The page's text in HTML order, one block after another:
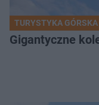
TURYSTYKA GÓRSKA
Gigantyczne